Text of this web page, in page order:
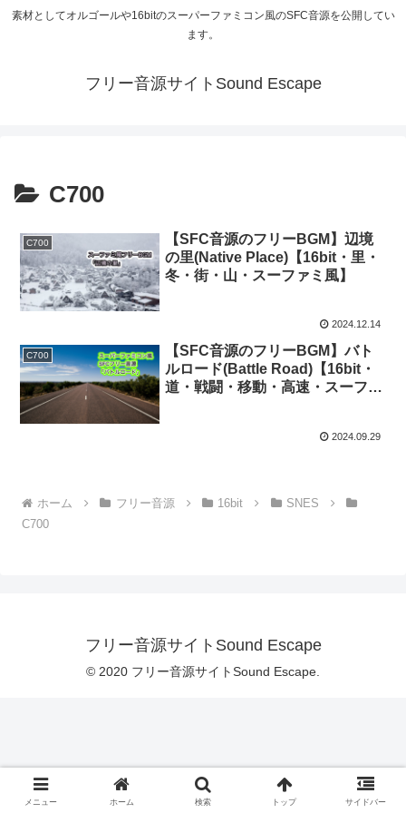
素材としてオルゴールや16bitのスーパーファミコン風のSFC音源を公開してい
ます。
フリー音源サイトSound Escape
C700
C700
【SFC音源のフリーBGM】辺境
の里(Native Place)【16bit・里・
冬・街・山・スーファミ風】
2024.12.14
C700
【SFC音源のフリーBGM】バト
ルロード(Battle Road)【16bit・
道・戦闘・移動・高速・スーファ
2024.09.29
ホーム フリー音源 16bit
SNES
C700
フリー音源サイトSound Escape
© 2020 フリー音源サイトSound Escape.
メニュー ホーム 検索 トップ サイドバー